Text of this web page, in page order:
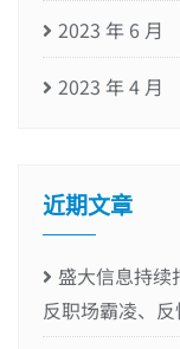
2023 年 6 月
2023 年 4 月
近期文章
盛大信息持续
反职场霸凌、